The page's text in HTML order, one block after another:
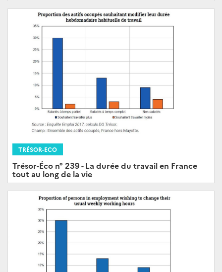
TRÉSOR-ECO
Trésor-Éco n° 239 - La durée du travail en France
tout au long de la vie